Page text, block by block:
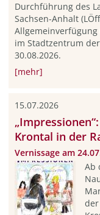
Durchführung des
Sachsen-Anhalt
im Stadtzentrum
30.08.2026.
[mehr]
15.07.2026
Krontal in der
Vernissage am
Ab